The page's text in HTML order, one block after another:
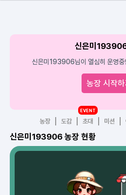
신은미
신은미193906님이 열심히 운영중
농장 시작하
농장 도감 초대
EVENT
미션
신은미193906 농장 현황